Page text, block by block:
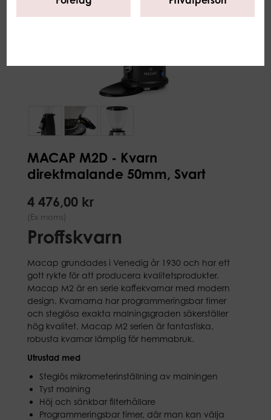
MACAP M2D - Kvarn
direktmalande 50mm, Svart
4 476,00 kr
(Ex moms)
Proffskvarn
Macap grundades i Venedig år 1930 och har ett
gott rykte för att producera kvalitetsprodukter.
Macap M2 är en serie kaffekvarnar med modern
design. Kvarnarna har programmeringsbar timer
och steglösa exakta malningsgraden säkerställer
hög kvalitet. Macap M2 serien är fantastiska,
robusta kvarnar lämplig för hemmabruk.
Utrustad med
Steglös mikrometerinställning av malningen
Tyst malning
Höj och sänkbar filterhållare
Programmeringsbar timer, där man kan välja